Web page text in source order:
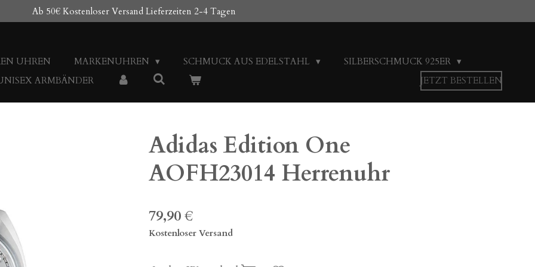
Ab 50€ Kostenloser Versand Lieferzeiten 2-4 Tagen
UHREN MARKENUHREN SCHMUCK AUS EDELSTAHL
SILBERSCHMUCK 925ER
ARMBÄNDER JETZT BESTELLEN
Adidas Edition One
AOFH23014 Herrenuhr
79,90 €
Kostenloser Versand